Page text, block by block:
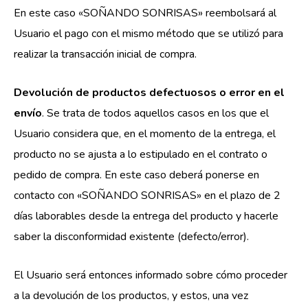
En este caso «SOÑANDO SONRISAS» reembolsará al
Usuario el pago con el mismo método que se utilizó para
realizar la transacción inicial de compra.
Devolución de productos defectuosos o error en el
envío. Se trata de todos aquellos casos en los que el
Usuario considera que, en el momento de la entrega, el
producto no se ajusta a lo estipulado en el contrato o
pedido de compra. En este caso deberá ponerse en
contacto con «SOÑANDO SONRISAS» en el plazo de 2
días laborables desde la entrega del producto y hacerle
saber la disconformidad existente (defecto/error).
El Usuario será entonces informado sobre cómo proceder
a la devolución de los productos, y estos, una vez